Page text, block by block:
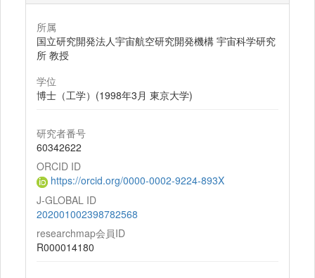
所属
国立研究開発法人宇宙航空研究開発機構 宇宙科学研究
所 教授
学位
博士（工学）(1998年3月 東京大学)
研究者番号
60342622
ORCID ID
https://orcid.org/0000-0002-9224-893X
J-GLOBAL ID
202001002398782568
researchmap会員ID
R000014180